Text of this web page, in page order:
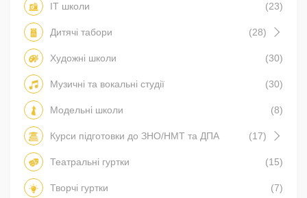
IT школи (23)
Дитячі табори (28)
Художні школи (30)
Музичні та вокальні студії (30)
Модельні школи (8)
Курси підготовки до ЗНО/НМТ та ДПА (17)
Театральні гуртки (15)
Творчі гуртки (7)